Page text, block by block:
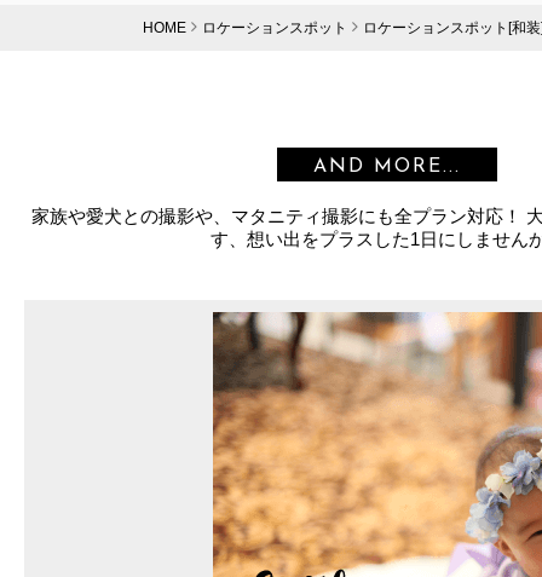
HOME ロケーションスポット ロケーションスポット[和
AND MORE...
家族や愛犬との撮影や、マタニティ撮影にも全プラン対応！
す、想い出をプラスした1日にしません